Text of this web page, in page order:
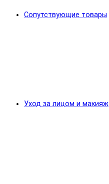
Сопутствующие товары
Уход за лицом и макияж